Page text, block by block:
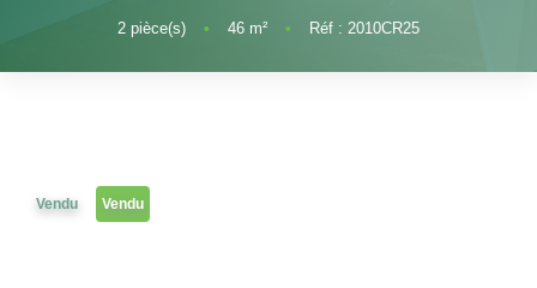
2 pièce(s) • 46 m² • Réf : 2010CR25
Vendu Vendu